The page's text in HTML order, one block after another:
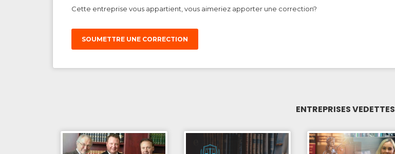
Cette entreprise vous appartient, vous aimeriez apporter une correction?
SOUMETTRE UNE CORRECTION
ENTREPRISES VEDETTES